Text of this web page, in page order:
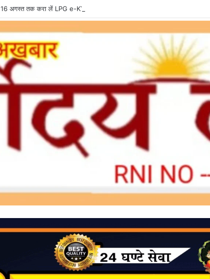
16 अगस्त तक करा लें LPG e-KYC, वरना बुकिंग और सब्सिडी में हो सकती है दिक्कत